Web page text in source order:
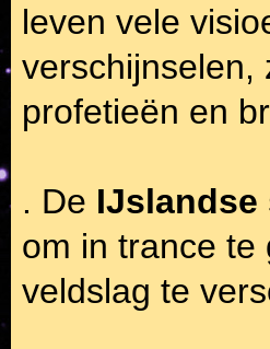
leven vele
verschijnselen,
profetieën en
. De IJslandse
om in trance te
veldslag te